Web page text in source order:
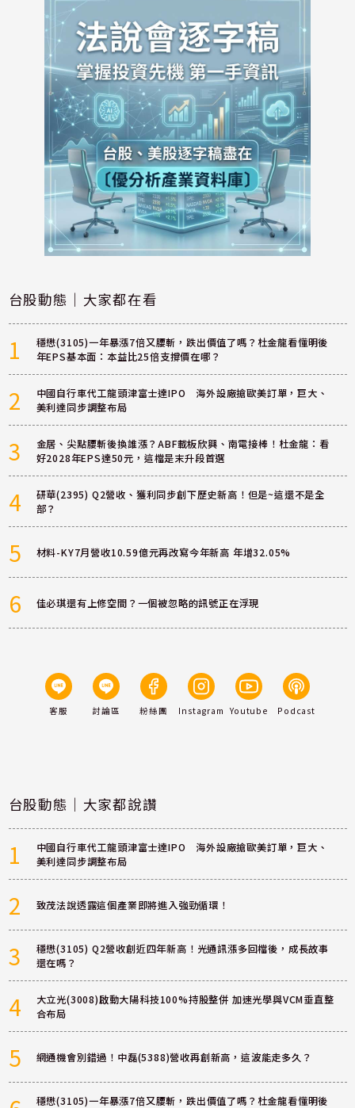
台股動態｜大家都在看
1
穩懋(3105)一年暴漲7倍又腰斬，跌出價值了嗎？杜金龍看懂明後
年EPS基本面：本益比25倍支撐價在哪？
2
中國自行車代工龍頭津富士達IPO 海外設廠搶歐美訂單，巨大、
美利達同步調整布局
3
金居、尖點腰斬後換誰漲？ABF載板欣興、南電接棒！杜金龍：看
好2028年EPS達50元，這檔是末升段首選
4
研華(2395) Q2營收、獲利同步創下歷史新高！但是~這還不是全
部？
5 材料-KY7月營收10.59億元再改寫今年新高 年增32.05%
6 佳必琪還有上修空間？一個被忽略的訊號正在浮現
客服 討論區 粉絲團 Instagram Youtube Podcast
台股動態｜大家都說讚
1
中國自行車代工龍頭津富士達IPO 海外設廠搶歐美訂單，巨大、
美利達同步調整布局
2 致茂法說透露這個產業即將進入強勁循環！
3
穩懋(3105) Q2營收創近四年新高！光通訊漲多回檔後，成長故事
還在嗎？
4
大立光(3008)啟動大陽科技100%持股整併 加速光學與VCM垂直整
合布局
5 網通機會別錯過！中磊(5388)營收再創新高，這波能走多久？
穩懋(3105)一年暴漲7倍又腰斬，跌出價值了嗎？杜金龍看懂明後